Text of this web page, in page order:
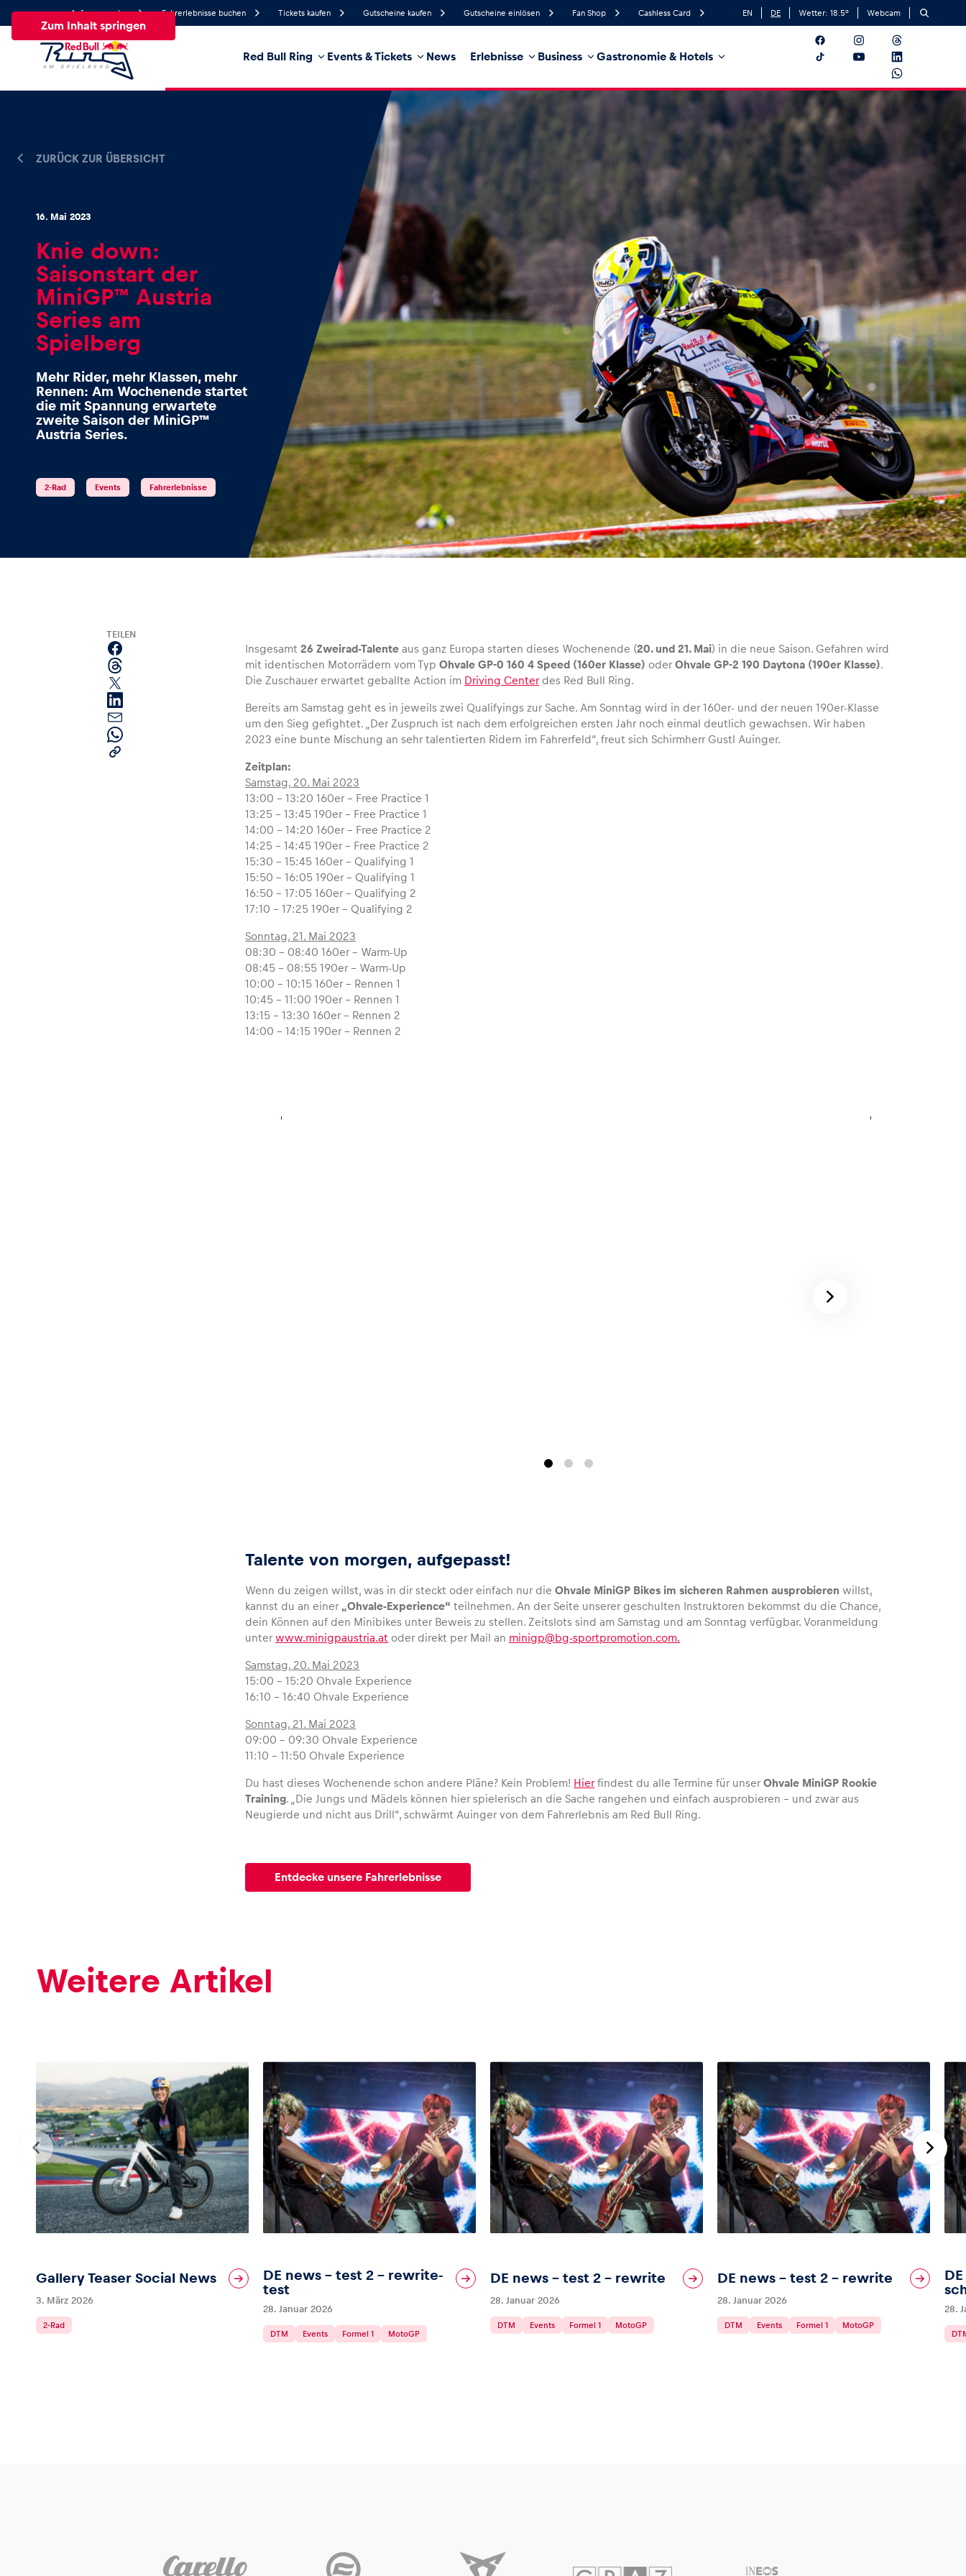
Zum Inhalt springen
Anfrage senden Fahrerlebnisse buchen Tickets kaufen Gutscheine kaufen Gutscheine einlösen Fan Shop Cashless Card EN DE Wetter: 18.5° Webcam
Red Bull Ring Events & Tickets News Erlebnisse Business Gastronomie & Hotels
18.5°
Regenwahrscheinlichkeit Windrichtung
Business Glossar
News
Alle anzeigen
Events
Alle anzeigen
ZURÜCK ZUR ÜBERSICHT
16. Mai 2023
Knie down:
Saisonstart der
MiniGP™ Austria
Series am
Spielberg
Mehr Rider, mehr Klassen, mehr
Rennen: Am Wochenende startet
die mit Spannung erwartete
zweite Saison der MiniGP™
Austria Series.
2-Rad Events Fahrerlebnisse
TEILEN
Insgesamt26 Zweirad-Talente aus ganz Europa starten dieses Wochenende (20. und 21. Mai) in die neue Saison. Gefahren wird
mit identischen Motorrädern vom TypOhvale GP-0 160 4 Speed (160er Klasse) oderOhvale GP-2 190 Daytona (190er Klasse).
Die Zuschauer erwartet geballte Action im Driving Centerdes Red Bull Ring.
Bereits am Samstag geht es in jeweils zwei Qualifyings zur Sache. Am Sonntag wird in der 160er- und der neuen 190er-Klasse
um den Sieg gefightet. „Der Zuspruch ist nach dem erfolgreichen ersten Jahr noch einmal deutlich gewachsen. Wir haben
2023 eine bunte Mischung an sehr talentierten Ridern im Fahrerfeld“, freut sich Schirmherr Gustl Auinger.
Zeitplan:
Samstag, 20. Mai 2023
13:00 – 13:20 160er – Free Practice 1
13:25 – 13:45 190er – Free Practice 1
14:00 – 14:20 160er – Free Practice 2
14:25 – 14:45 190er – Free Practice 2
15:30 – 15:45 160er – Qualifying 1
15:50 – 16:05 190er – Qualifying 1
16:50 – 17:05 160er – Qualifying 2
17:10 – 17:25 190er – Qualifying 2
Sonntag, 21. Mai 2023
08:30 – 08:40 160er – Warm-Up
08:45 – 08:55 190er – Warm-Up
10:00 – 10:15 160er – Rennen 1
10:45 – 11:00 190er – Rennen 1
13:15 – 13:30 160er – Rennen 2
14:00 – 14:15 190er – Rennen 2
Talente von morgen, aufgepasst!
Wenn du zeigen willst, was in dir steckt oder einfach nur dieOhvale MiniGP Bikes im sicheren Rahmen ausprobieren willst,
kannst du an einer „Ohvale-Experience“ teilnehmen. An der Seite unserer geschulten Instruktoren bekommst du die Chance,
dein Können auf den Minibikes unter Beweis zu stellen. Zeitslots sind am Samstag und am Sonntag verfügbar. Voranmeldung
unterwww.minigpaustria.at oder direkt per Mail an minigp@bg-sportpromotion.com.
Samstag, 20. Mai 2023
15:00 – 15:20 Ohvale Experience
16:10 – 16:40 Ohvale Experience
Sonntag, 21. Mai 2023
09:00 – 09:30 Ohvale Experience
11:10 – 11:50 Ohvale Experience
Du hast dieses Wochenende schon andere Pläne? Kein Problem! Hierfindest du alle Termine für unserOhvale MiniGP Rookie
Training. „Die Jungs und Mädels können hier spielerisch an die Sache rangehen und einfach ausprobieren – und zwar aus
Neugierde und nicht aus Drill“, schwärmt Auinger von dem Fahrerlebnis am Red Bull Ring.
Entdecke unsere Fahrerlebnisse
Weitere Artikel
Gallery Teaser Social News
3. März 2026
2-Rad
DE news – test 2 – rewrite-
test
28. Januar 2026
DTM Events Formel 1 MotoGP
DE news – test 2 – rewrite
28. Januar 2026
DTM Events Formel 1 MotoGP
DE news – test 2 – rewrite
28. Januar 2026
DTM Events Formel 1 MotoGP
28.